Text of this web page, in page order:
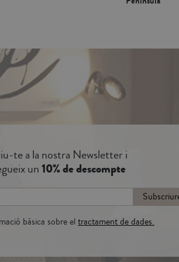
te a la nostra Newsletter i
un10% de descompte
bàsica sobre eltractament de dades.